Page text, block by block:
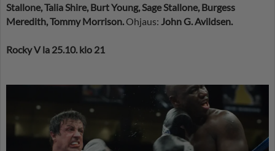
Stallone, Talia Shire, Burt Young, Sage Stallone, Burgess
Meredith, Tommy Morrison.Ohjaus: John G. Avildsen.
Rocky V la 25.10. klo 21